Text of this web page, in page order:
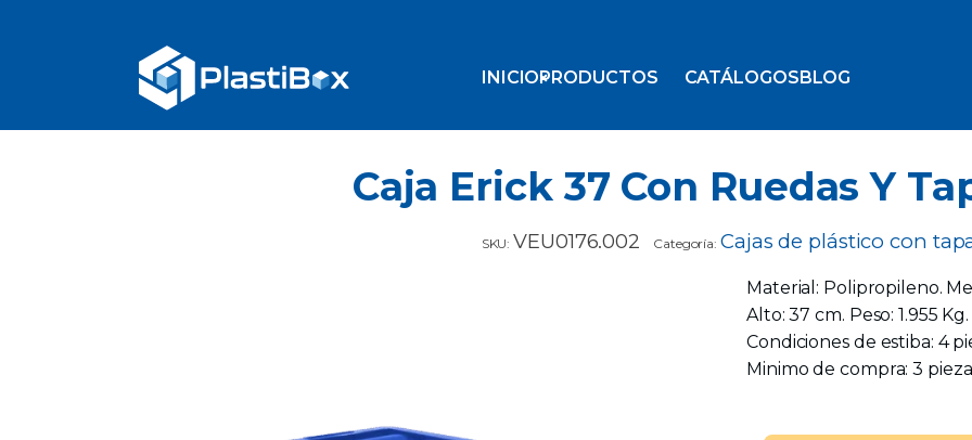
INICIOPRODUCTOS CATÁLOGOSBLOG
Caja Erick 37 Con Ruedas Y
SKU: VEU0176.002 Categoría: Cajas de plástico con
Material: Polipropileno.
Alto: 37 cm. Peso: 1.955
Condiciones de estiba: 4
Minimo de compra: 3